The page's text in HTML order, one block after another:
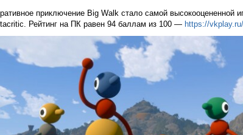
приключение Big Walk стало самой высокооцененной
Рейтинг на ПК равен 94 баллам из 100 — https://